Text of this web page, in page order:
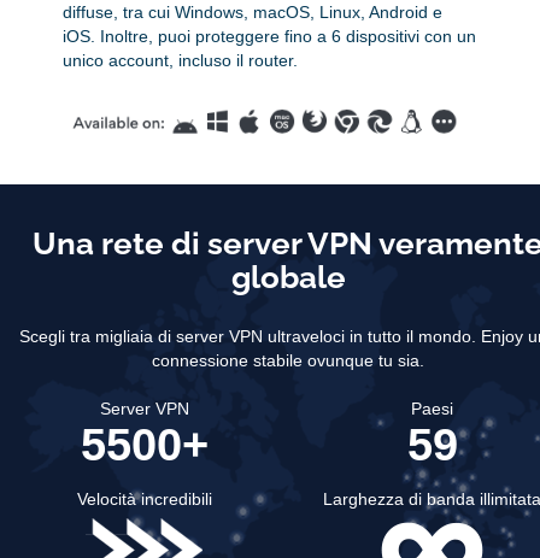
diffuse, tra cui Windows, macOS, Linux, Android e
iOS. Inoltre, puoi proteggere fino a 6 dispositivi con un
unico account, incluso il router.
Una rete di server VPN
globale
Scegli tra migliaia di server VPN ultraveloci in tutto il mondo. Enjoy
connessione stabile ovunque tu sia.
Server VPN
5500+
Paesi
59
Velocità incredibili Larghezza di banda illimitata